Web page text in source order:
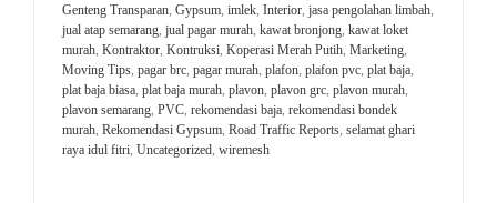
Genteng Transparan Gypsum imlek Interior jasa pengolahan limbah
jual atap semarang jual pagar murah kawat bronjong kawat loket
murah Kontraktor Kontruksi Koperasi Merah Putih Marketing
Moving Tips pagar brc pagar murah plafon plafon pvc plat baja
plat baja biasa plat baja murah plavon plavon grc plavon murah
plavon semarang PVC rekomendasi baja rekomendasi bondek
murah Rekomendasi Gypsum Road Traffic Reports selamat ghari
raya idul fitri Uncategorized wiremesh